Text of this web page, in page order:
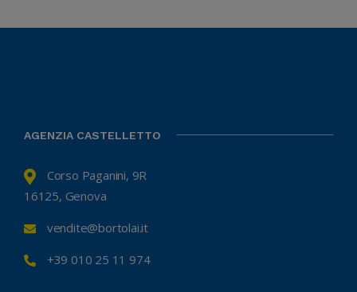
AGENZIA CASTELLETTO
Corso Paganini, 9R
16125, Genova
vendite@bortolai.it
+39 010 25 11 974